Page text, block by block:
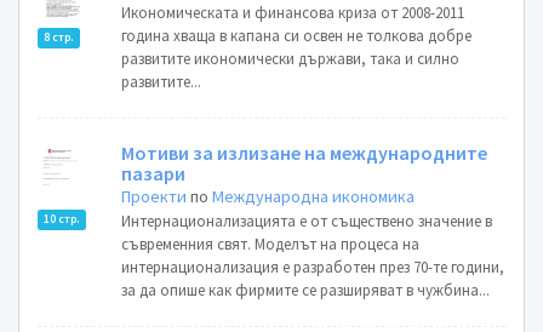
8 стр.
Икономическата и финансова криза от 2008-2011
година хваща в капана си освен не толкова добре
развитите икономически държави, така и силно
развитите...
10 стр.
Мотиви за излизане на международните
пазари
Проекти поМеждународна икономика
Интернационализацията е от съществено значение в
съвременния свят. Моделът на процеса на
интернационализация е разработен през 70-те години,
за да опише как фирмите се разширяват в чужбина...